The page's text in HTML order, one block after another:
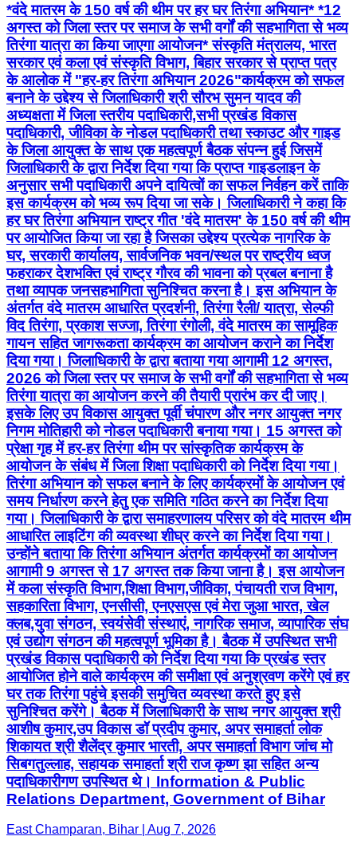
*वंदे मातरम के 150 वर्ष की थीम पर हर घर तिरंगा अभियान* *12
अगस्त को जिला स्तर पर समाज के सभी वर्गों की सहभागिता से भव्य
तिरंगा यात्रा का किया जाएगा आयोजन* संस्कृति मंत्रालय, भारत
सरकार एवं कला एवं संस्कृति विभाग, बिहार सरकार से प्राप्त पत्र
के आलोक में "हर-हर तिरंगा अभियान 2026"कार्यक्रम को सफल
बनाने के उद्देश्य से जिलाधिकारी श्री सौरभ सुमन यादव की
अध्यक्षता में जिला स्तरीय पदाधिकारी,सभी प्रखंड विकास
पदाधिकारी, जीविका के नोडल पदाधिकारी तथा स्काउट और गाइड
के जिला आयुक्त के साथ एक महत्वपूर्ण बैठक संपन्न हुई जिसमें
जिलाधिकारी के द्वारा निर्देश दिया गया कि प्राप्त गाइडलाइन के
अनुसार सभी पदाधिकारी अपने दायित्वों का सफल निर्वहन करें ताकि
इस कार्यक्रम को भव्य रूप दिया जा सके। जिलाधिकारी ने कहा कि
हर घर तिरंगा अभियान राष्ट्र गीत 'वंदे मातरम' के 150 वर्ष की थीम
पर आयोजित किया जा रहा है जिसका उद्देश्य प्रत्येक नागरिक के
घर, सरकारी कार्यालय, सार्वजनिक भवन/स्थल पर राष्ट्रीय ध्वज
फहराकर देशभक्ति एवं राष्ट्र गौरव की भावना को प्रबल बनाना है
तथा व्यापक जनसहभागिता सुनिश्चित करना है। इस अभियान के
अंतर्गत वंदे मातरम आधारित प्रदर्शनी, तिरंगा रैली/ यात्रा, सेल्फी
विद तिरंगा, प्रकाश सज्जा, तिरंगा रंगोली, वंदे मातरम का सामूहिक
गायन सहित जागरूकता कार्यक्रम का आयोजन कराने का निर्देश
दिया गया। जिलाधिकारी के द्वारा बताया गया आगामी 12 अगस्त,
2026 को जिला स्तर पर समाज के सभी वर्गों की सहभागिता से भव्य
तिरंगा यात्रा का आयोजन करने की तैयारी प्रारंभ कर दी जाए।
इसके लिए उप विकास आयुक्त पूर्वी चंपारण और नगर आयुक्त नगर
निगम मोतिहारी को नोडल पदाधिकारी बनाया गया। 15 अगस्त को
प्रेक्षा गृह में हर-हर तिरंगा थीम पर सांस्कृतिक कार्यक्रम के
आयोजन के संबंध में जिला शिक्षा पदाधिकारी को निर्देश दिया गया।
तिरंगा अभियान को सफल बनाने के लिए कार्यक्रमों के आयोजन एवं
समय निर्धारण करने हेतु एक समिति गठित करने का निर्देश दिया
गया। जिलाधिकारी के द्वारा समाहरणालय परिसर को वंदे मातरम थीम
आधारित लाइटिंग की व्यवस्था शीघ्र करने का निर्देश दिया गया।
उन्होंने बताया कि तिरंगा अभियान अंतर्गत कार्यक्रमों का आयोजन
आगामी 9 अगस्त से 17 अगस्त तक किया जाना है। इस आयोजन
में कला संस्कृति विभाग,शिक्षा विभाग,जीविका, पंचायती राज विभाग,
सहकारिता विभाग, एनसीसी, एनएसएस एवं मेरा जुआ भारत, खेल
क्लब,युवा संगठन, स्वयंसेवी संस्थाएं, नागरिक समाज, व्यापारिक संघ
एवं उद्योग संगठन की महत्वपूर्ण भूमिका है। बैठक में उपस्थित सभी
प्रखंड विकास पदाधिकारी को निर्देश दिया गया कि प्रखंड स्तर
आयोजित होने वाले कार्यक्रम की समीक्षा एवं अनुश्रवण करेंगे एवं हर
घर तक तिरंगा पहुंचे इसकी समुचित व्यवस्था करते हुए इसे
सुनिश्चित करेंगे। बैठक में जिलाधिकारी के साथ नगर आयुक्त श्री
आशीष कुमार,उप विकास डॉ प्रदीप कुमार, अपर समाहर्ता लोक
शिकायत श्री शैलेंद्र कुमार भारती, अपर समाहर्ता विभाग जांच मो
सिबगतुल्लाह, सहायक समाहर्ता श्री राज कृष्ण झा सहित अन्य
पदाधिकारीगण उपस्थित थे। Information & Public
Relations Department, Government of Bihar
East Champaran, Bihar | Aug 7, 2026